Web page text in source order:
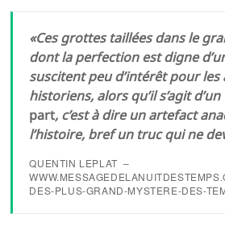
«Ces grottes taillées dans le
dont la perfection est digne
suscitent peu d’intérêt pour
historiens, alors qu’il s’agit
part, c’est à dire un artefact
l’histoire, bref un truc qui ne
QUENTIN LEPLAT –
DES-PLUS-GRAND-MYSTERE-DES-